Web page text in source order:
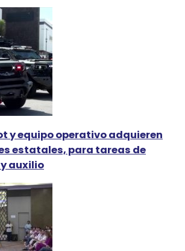
y equipo operativo adquieren
estatales, para tareas de
auxilio